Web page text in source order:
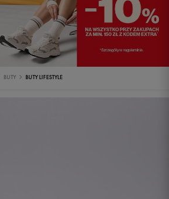
BUTY BUTY LIFESTYLE